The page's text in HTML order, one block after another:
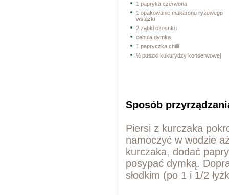
1 papryka czerwona
1 opakowanie makaronu ryżowego
wstążki
2 ząbki czosnku
cebula dymka
1 papryczka chilli
½ puszki kukurydzy konserwowej
Sposób
Piersi z kurczaka
namoczyć w wodzie
kurczaka, dodać
posypać dymką.
słodkim (po 1 i 1/2